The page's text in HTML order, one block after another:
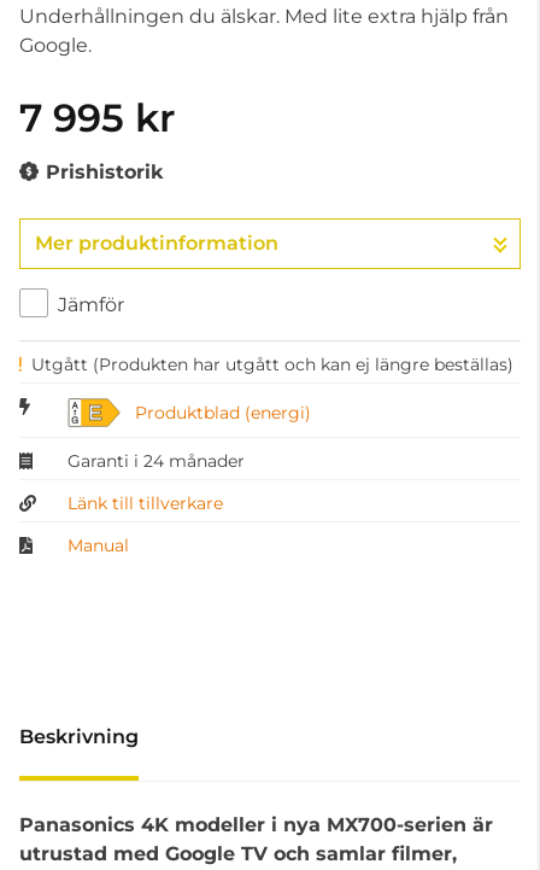
Underhållningen du älskar. Med lite extra hjälp från
Google.
7 995 kr
Prishistorik
Mer produktinformation
Jämför
Utgått (Produkten har utgått och kan ej längre beställas)
E Produktblad (energi)
Garanti i 24 månader
Länk till tillverkare
Manual
Beskrivning
Panasonics 4K modeller i nya MX700-serien är
utrustad med Google TV och samlar filmer,